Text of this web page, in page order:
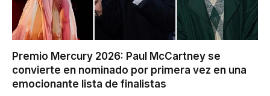
Premio Mercury 2026: Paul McCartney se
convierte en nominado por primera vez en una
emocionante lista de finalistas